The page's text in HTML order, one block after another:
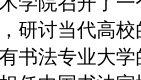
研讨当代高
书法专业大